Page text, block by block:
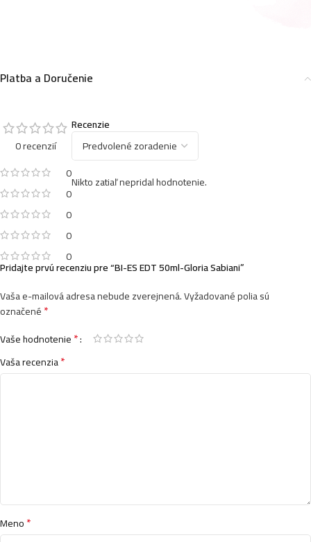
Platba a Doručenie
0 recenzií
0
0
0
0
0
Recenzie
Nikto zatiaľ nepridal hodnotenie.
Pridajte prvú recenziu pre “BI-ES EDT 50ml-Gloria Sabiani”
Vaša e-mailová adresa nebude zverejnená.Vyžadované polia sú
označené*
Vaše hodnotenie*
Vaša recenzia*
Meno*